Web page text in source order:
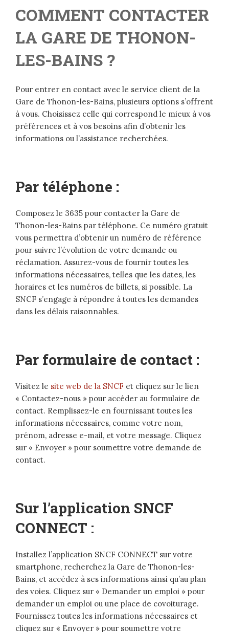
COMMENT CONTACTER
LA GARE DE THONON-
LES-BAINS ?
Pour entrer en contact avec le service client de la
Gare de Thonon-les-Bains, plusieurs options s’offrent
à vous. Choisissez celle qui correspond le mieux à vos
préférences et à vos besoins afin d’obtenir les
informations ou l’assistance recherchées.
Par téléphone :
Composez le 3635 pour contacter la Gare de
Thonon-les-Bains par téléphone. Ce numéro gratuit
vous permettra d’obtenir un numéro de référence
pour suivre l’évolution de votre demande ou
réclamation. Assurez-vous de fournir toutes les
informations nécessaires, telles que les dates, les
horaires et les numéros de billets, si possible. La
SNCF s’engage à répondre à toutes les demandes
dans les délais raisonnables.
Par formulaire de contact :
Visitez le site web de la SNCF et cliquez sur le lien
« Contactez-nous » pour accéder au formulaire de
contact. Remplissez-le en fournissant toutes les
informations nécessaires, comme votre nom,
prénom, adresse e-mail, et votre message. Cliquez
sur « Envoyer » pour soumettre votre demande de
contact.
Sur l’application SNCF
CONNECT :
Installez l’application SNCF CONNECT sur votre
smartphone, recherchez la Gare de Thonon-les-
Bains, et accédez à ses informations ainsi qu’au plan
des voies. Cliquez sur « Demander un emploi » pour
demander un emploi ou une place de covoiturage.
Fournissez toutes les informations nécessaires et
cliquez sur « Envoyer » pour soumettre votre